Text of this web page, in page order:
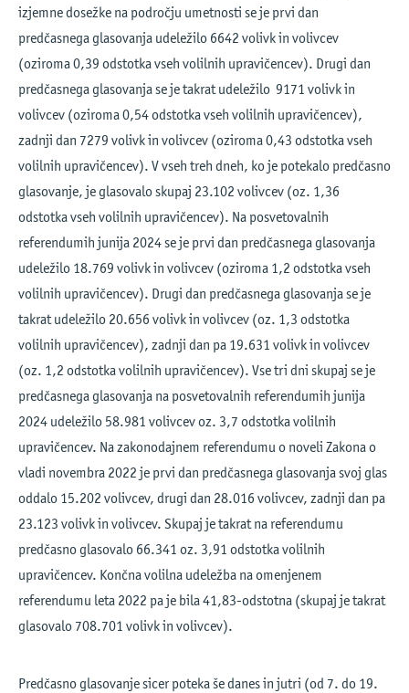
izjemne dosežke na področju umetnosti se je prvi dan
predčasnega glasovanja udeležilo 6642 volivk in volivcev
(oziroma 0,39 odstotka vseh volilnih upravičencev). Drugi dan
predčasnega glasovanja se je takrat udeležilo 9171 volivk in
volivcev (oziroma 0,54 odstotka vseh volilnih upravičencev),
zadnji dan 7279 volivk in volivcev (oziroma 0,43 odstotka vseh
volilnih upravičencev). V vseh treh dneh, ko je potekalo predčasno
glasovanje, je glasovalo skupaj 23.102 volivcev (oz. 1,36
odstotka vseh volilnih upravičencev). Na posvetovalnih
referendumih junija 2024 se je prvi dan predčasnega glasovanja
udeležilo 18.769 volivk in volivcev (oziroma 1,2 odstotka vseh
volilnih upravičencev). Drugi dan predčasnega glasovanja se je
takrat udeležilo 20.656 volivk in volivcev (oz. 1,3 odstotka
volilnih upravičencev), zadnji dan pa 19.631 volivk in volivcev
(oz. 1,2 odstotka volilnih upravičencev). Vse tri dni skupaj se je
predčasnega glasovanja na posvetovalnih referendumih junija
2024 udeležilo 58.981 volivcev oz. 3,7 odstotka volilnih
upravičencev. Na zakonodajnem referendumu o noveli Zakona o
vladi novembra 2022 je prvi dan predčasnega glasovanja svoj glas
oddalo 15.202 volivcev, drugi dan 28.016 volivcev, zadnji dan pa
23.123 volivk in volivcev. Skupaj je takrat na referendumu
predčasno glasovalo 66.341 oz. 3,91 odstotka volilnih
upravičencev. Končna volilna udeležba na omenjenem
referendumu leta 2022 pa je bila 41,83-odstotna (skupaj je takrat
glasovalo 708.701 volivk in volivcev).
Predčasno glasovanje sicer poteka še danes in jutri (od 7. do 19.